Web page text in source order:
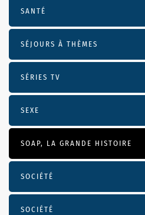
SANTÉ
SÉJOURS À THÈMES
SÉRIES TV
SEXE
SOAP, LA GRANDE HISTOIRE
SOCIÉTÉ
SOCIÉTÉ